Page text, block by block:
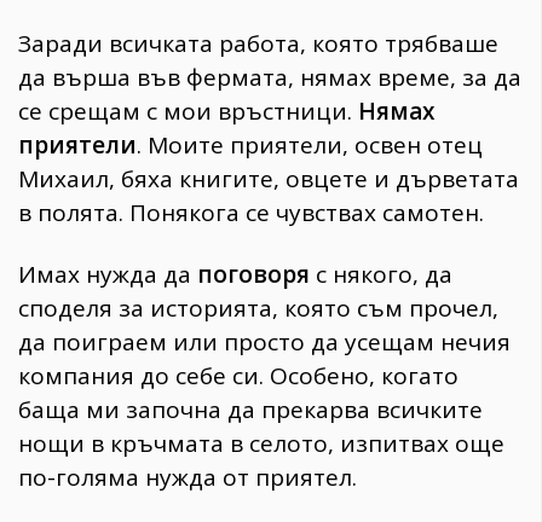
Заради всичката работа, която трябваше
да върша във фермата, нямах време, за да
се срещам с мои връстници. Нямах
приятели. Моите приятели, освен отец
Михаил, бяха книгите, овцете и дърветата
в полята. Понякога се чувствах самотен.
Имах нужда да поговоря с някого, да
споделя за историята, която съм прочел,
да поиграем или просто да усещам нечия
компания до себе си. Особено, когато
баща ми започна да прекарва всичките
нощи в кръчмата в селото, изпитвах още
по-голяма нужда от приятел.